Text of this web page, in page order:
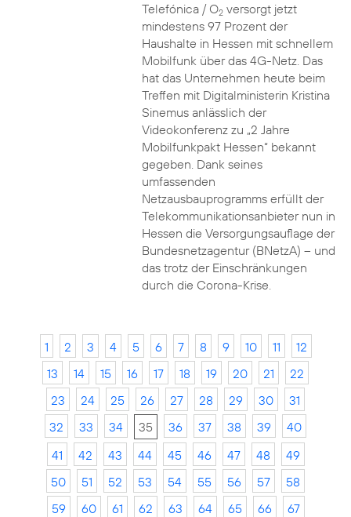
Telefónica / O2versorgt jetzt
mindestens 97 Prozent der
Haushalte in Hessen mit schnellem
Mobilfunk über das 4G-Netz. Das
hat das Unternehmen heute beim
Treffen mit Digitalministerin Kristina
Sinemus anlässlich der
Videokonferenz zu „2 Jahre
Mobilfunkpakt Hessen“ bekannt
gegeben. Dank seines
umfassenden
Netzausbauprogramms erfüllt der
Telekommunikationsanbieter nun in
Hessen die Versorgungsauflage der
Bundesnetzagentur (BNetzA) – und
das trotz der Einschränkungen
durch die Corona-Krise.
1 2 3 4 5 6 7 8 9 10 11
12
13
14 15 16 17 18 19 20 21
22
23
24 25 26 27 28 29 30
31
32
33 34 35 36 37 38 39
40
41
42 43 44 45 46 47 48
49
50
51 52 53 54 55 56 57
58
59
60 61 62 63 64 65 66
67